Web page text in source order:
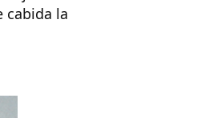
cabida la